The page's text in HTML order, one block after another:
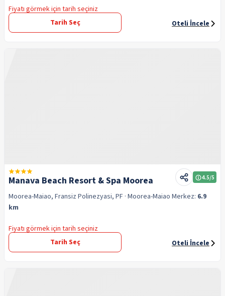
Fiyatı görmek için tarih seçiniz
Tarih Seç
Oteli İncele
Manava Beach Resort & Spa Moorea 4.5/5
Moorea-Maiao, Fransiz Polinezyasi, PF · Moorea-Maiao Merkez: 6.9
km
Fiyatı görmek için tarih seçiniz
Tarih Seç
Oteli İncele